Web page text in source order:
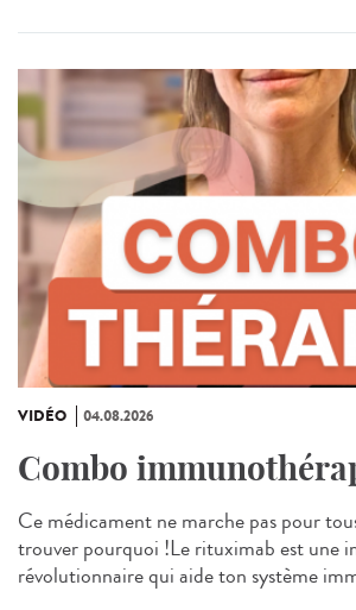
VIDÉO 04.08.2026
Combo
Ce médicament ne marche pas pour
trouver pourquoi !Le rituximab est une
révolutionnaire qui aide ton système